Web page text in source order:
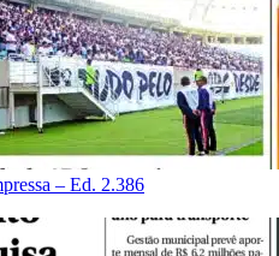
– Ed. 2.386